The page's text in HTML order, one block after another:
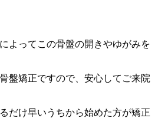
よってこの骨盤の開きやゆがみを
盤矯正ですので、安心してご来院
だけ早いうちから始めた方が矯正